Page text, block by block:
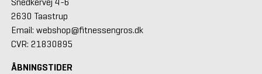
Snedkervej 4-6
2630 Taastrup
Email: webshop@fitnessengros.dk
CVR: 21830895
ÅBNINGSTIDER